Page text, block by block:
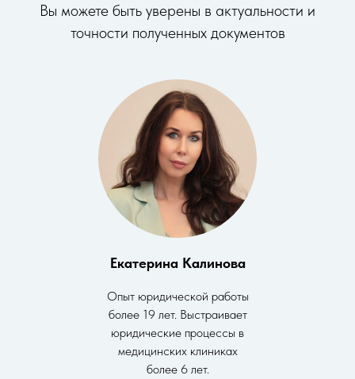
Вы можете быть уверены в актуальности и
точности полученных документов
Екатерина Калинова
Опыт юридической работы
более 19 лет. Выстраивает
юридические процессы в
медицинских клиниках
более 6 лет.